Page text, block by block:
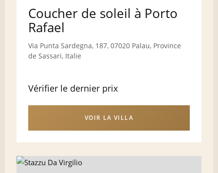
Coucher de soleil à Porto
Rafael
Via Punta Sardegna, 187, 07020 Palau, Province
de Sassari, Italie
Vérifier le dernier prix
VOIR LA VILLA